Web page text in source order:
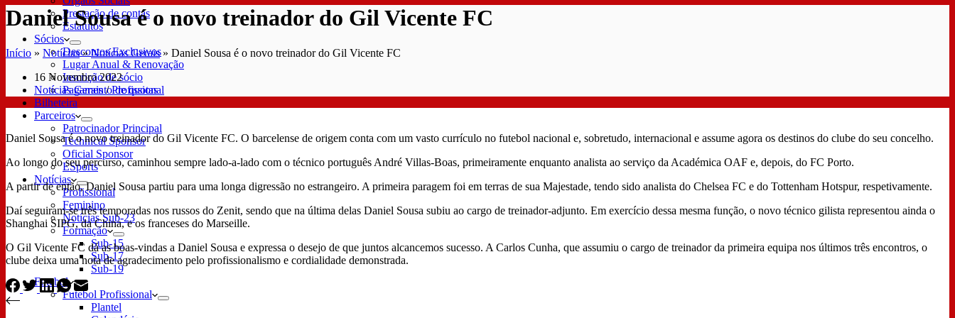
Prestação de contas
Estatutos
Sócios
Descontos Exclusivos
Lugar Anual & Renovação
Inscrição de sócio
Pagamento de quotas
Bilheteira
Parceiros
Patrocinador Principal
Technical Sponsor
Oficial Sponsor
ESports
Notícias
Profissional
Feminino
Notícias Sub-23
Formação
Sub-15
Sub-17
Sub-19
Futebol
Futebol Profissional
Plantel
Daniel Sousa é o novo treinador do Gil Vicente FC
Início » Notícias»Notícias Gerais» Daniel Sousa é o novo treinador do Gil Vicente FC
16 Novembro 2022
Notícias Gerais/Profissional
Daniel Sousa é o novo treinador do Gil Vicente FC. O barcelense de origem conta com um vasto currículo no futebol nacional e, sobretudo, internacional e assume agora os destinos do clube do seu concelho.
Ao longo do seu percurso, caminhou sempre lado-a-lado com o técnico português André Villas-Boas, primeiramente enquanto analista ao serviço da Académica OAF e, depois, do FC Porto.
A partir de então, Daniel Sousa partiu para uma longa digressão no estrangeiro. A primeira paragem foi em terras de sua Majestade, tendo sido analista do Chelsea FC e do Tottenham Hotspur, respetivamente.
Daí seguiram-se três temporadas nos russos do Zenit, sendo que na última delas Daniel Sousa subiu ao cargo de treinador-adjunto. Em exercício dessa mesma função, o novo técnico gilista representou ainda o
Shanghai SIPG, da China, e os franceses do Marseille.
O Gil Vicente FC dá as boas-vindas a Daniel Sousa e expressa o desejo de que juntos alcancemos sucesso. A Carlos Cunha, que assumiu o cargo de treinador da primeira equipa nos últimos três encontros, o
clube deixa uma nota de agradecimento pelo profissionalismo e cordialidade demonstrada.